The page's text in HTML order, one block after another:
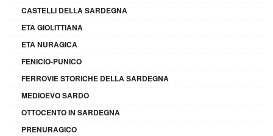
CASTELLI DELLA SARDEGNA
ETÀ GIOLITTIANA
ETÀ NURAGICA
FENICIO-PUNICO
FERROVIE STORICHE DELLA SARDEGNA
MEDIOEVO SARDO
OTTOCENTO IN SARDEGNA
PRENURAGICO